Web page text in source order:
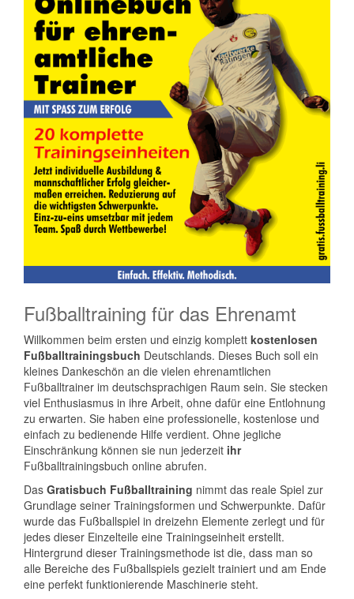
Fußballtraining für das Ehrenamt
Willkommen beim ersten und einzig komplett kostenlosen
Fußballtrainingsbuch Deutschlands. Dieses Buch soll ein
kleines Dankeschön an die vielen ehrenamtlichen
Fußballtrainer im deutschsprachigen Raum sein. Sie stecken
viel Enthusiasmus in ihre Arbeit, ohne dafür eine Entlohnung
zu erwarten. Sie haben eine professionelle, kostenlose und
einfach zu bedienende Hilfe verdient. Ohne jegliche
Einschränkung können sie nun jederzeit ihr
Fußballtrainingsbuch online abrufen.
Das Gratisbuch Fußballtraining nimmt das reale Spiel zur
Grundlage seiner Trainingsformen und Schwerpunkte. Dafür
wurde das Fußballspiel in dreizehn Elemente zerlegt und für
jedes dieser Einzelteile eine Trainingseinheit erstellt.
Hintergrund dieser Trainingsmethode ist die, dass man so
alle Bereiche des Fußballspiels gezielt trainiert und am Ende
eine perfekt funktionierende Maschinerie steht.